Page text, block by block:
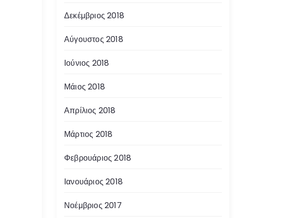
Δεκέμβριος 2018
Αύγουστος 2018
Ιούνιος 2018
Μάιος 2018
Απρίλιος 2018
Μάρτιος 2018
Φεβρουάριος 2018
Ιανουάριος 2018
Νοέμβριος 2017